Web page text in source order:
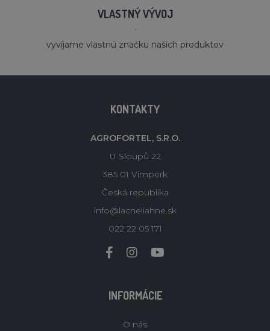
VLASTNÝ VÝVOJ
´
vyvíjame vlastnú značku našich produktov
KONTAKTY
AGROFORTEL, S.R.O.
U Sloupů 22
385 01 Vimperk
Česká republika
info@lacneliahne.sk
022 22 05 171
INFORMÁCIE
O nás